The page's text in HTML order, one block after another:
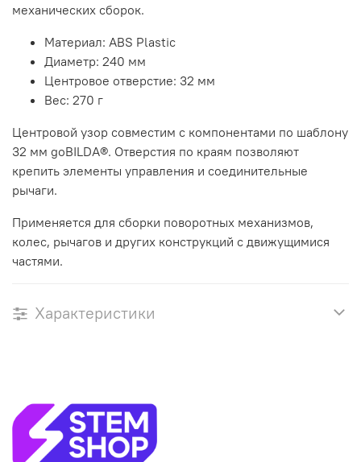
механических сборок.
Материал: ABS Plastic
Диаметр: 240 мм
Центровое отверстие: 32 мм
Вес: 270 г
Центровой узор совместим с компонентами по шаблону
32 мм goBILDA®. Отверстия по краям позволяют
крепить элементы управления и соединительные
рычаги.
Применяется для сборки поворотных механизмов,
колес, рычагов и других конструкций с движущимися
частями.
Характеристики